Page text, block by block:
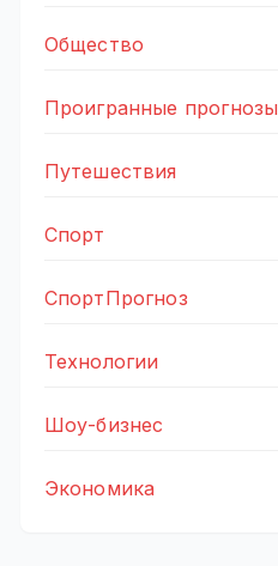
Общество
Проигранные прогнозы
Путешествия
Спорт
СпортПрогноз
Технологии
Шоу-бизнес
Экономика